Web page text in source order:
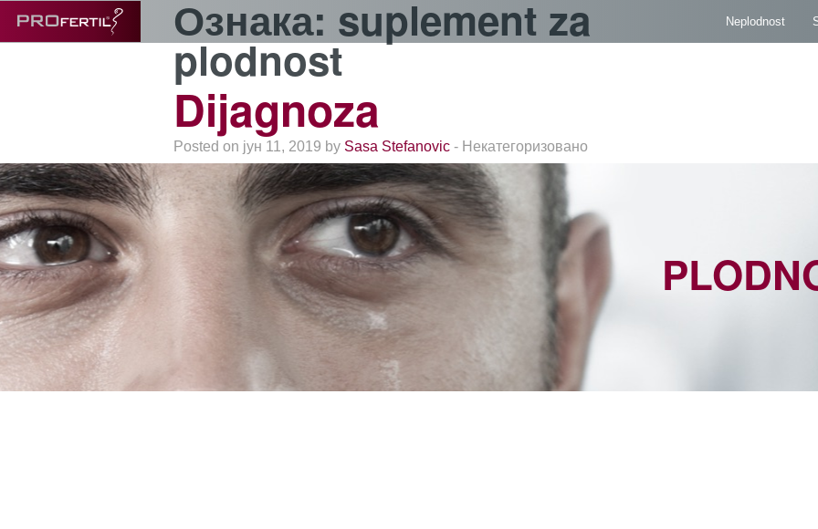
Neplodnost
Ознака: suplement za
plodnost
Dijagnoza
Posted on јун 11, 2019 by Sasa Stefanovic - Некатегоризовано